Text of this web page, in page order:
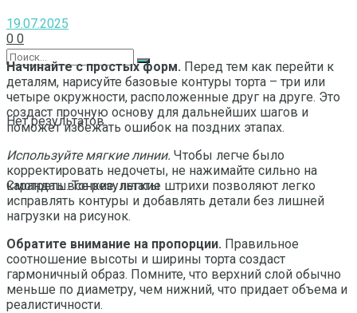
Нет результатов
Смотреть все результаты
19.07.2025
0 0
Начинайте с простых форм. Перед тем как перейти к
деталям, нарисуйте базовые контуры торта – три или
четыре окружности, расположенные друг на друге. Это
создаст прочную основу для дальнейших шагов и
поможет избежать ошибок на поздних этапах.
Используйте мягкие линии. Чтобы легче было
корректировать недочеты, не нажимайте сильно на
карандаш. Тонкие, легкие штрихи позволяют легко
исправлять контуры и добавлять детали без лишней
нагрузки на рисунок.
Обратите внимание на пропорции. Правильное
соотношение высоты и ширины торта создаст
гармоничный образ. Помните, что верхний слой обычно
меньше по диаметру, чем нижний, что придает объема и
реалистичности.